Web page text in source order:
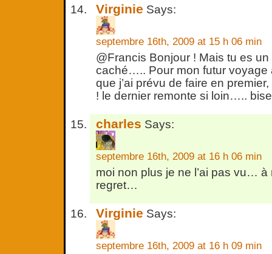
Virginie Says:
septembre 16th, 2009 at 15 h 06 min
@Francis Bonjour ! Mais tu es
caché….. Pour mon futur voyage
que j’ai prévu de faire en
! le dernier remonte si loin…..
charles Says:
septembre 16th, 2009 at 16 h 06 min
moi non plus je ne l’ai pas vu… à
regret…
Virginie Says:
septembre 16th, 2009 at 16 h 09 min